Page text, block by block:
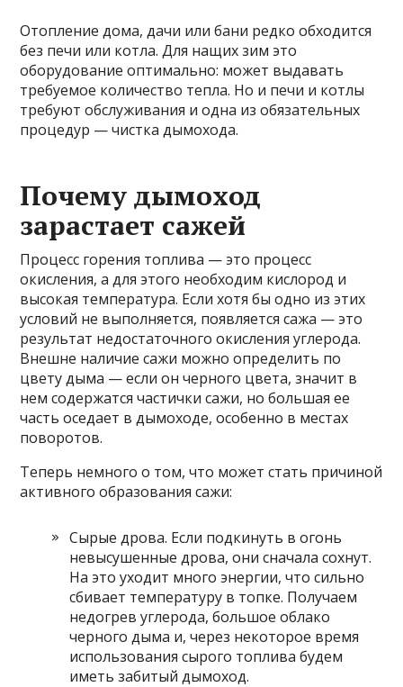
Отопление дома, дачи или бани редко обходится
без печи или котла. Для нащих зим это
оборудование оптимально: может выдавать
требуемое количество тепла. Но и печи и котлы
требуют обслуживания и одна из обязательных
процедур — чистка дымохода.
Почему дымоход
зарастает сажей
Процесс горения топлива — это процесс
окисления, а для этого необходим кислород и
высокая температура. Если хотя бы одно из этих
условий не выполняется, появляется сажа — это
результат недостаточного окисления углерода.
Внешне наличие сажи можно определить по
цвету дыма — если он черного цвета, значит в
нем содержатся частички сажи, но большая ее
часть оседает в дымоходе, особенно в местах
поворотов.
Теперь немного о том, что может стать причиной
активного образования сажи:
Сырые дрова. Если подкинуть в огонь
невысушенные дрова, они сначала сохнут.
На это уходит много энергии, что сильно
сбивает температуру в топке. Получаем
недогрев углерода, большое облако
черного дыма и, через некоторое время
использования сырого топлива будем
иметь забитый дымоход.